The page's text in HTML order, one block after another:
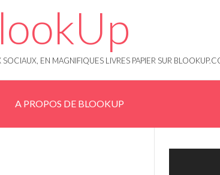
EN MAGNIFIQUES LIVRES PAPIER SUR
A PROPOS DE BLOOKUP